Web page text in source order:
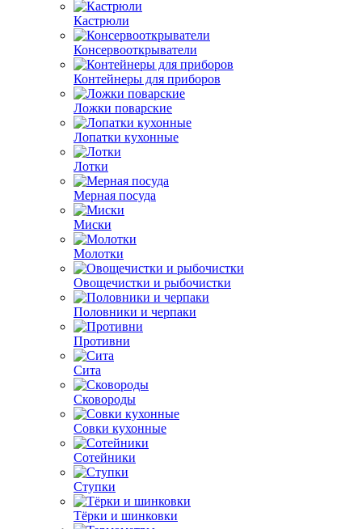
Кастрюли
Консервооткрыватели
Контейнеры для приборов
Ложки поварские
Лопатки кухонные
Лотки
Мерная посуда
Миски
Молотки
Овощечистки и рыбочистки
Половники и черпаки
Противни
Сита
Сковороды
Совки кухонные
Сотейники
Ступки
Тёрки и шинковки